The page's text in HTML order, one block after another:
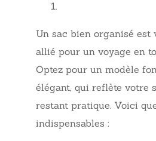
Un sac bien organisé
allié pour un voyage en
Optez pour un modèle
élégant, qui reflète votre
restant pratique. Voici
indispensables :